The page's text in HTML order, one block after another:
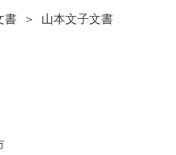
書 ＞ 山本文子文書